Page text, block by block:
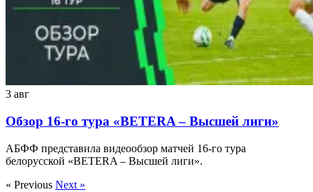
3 авг
Обзор 16-го тура «BETERA – Высшей лиги»
АБФФ представила видеообзор матчей 16-го тура
белорусской «BETERA – Высшей лиги».
« Previous Next »